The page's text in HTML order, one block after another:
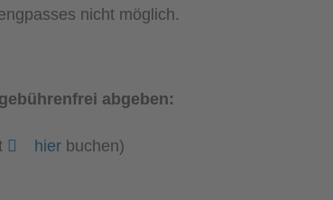
nicht möglich.
abgeben:
hier buchen)